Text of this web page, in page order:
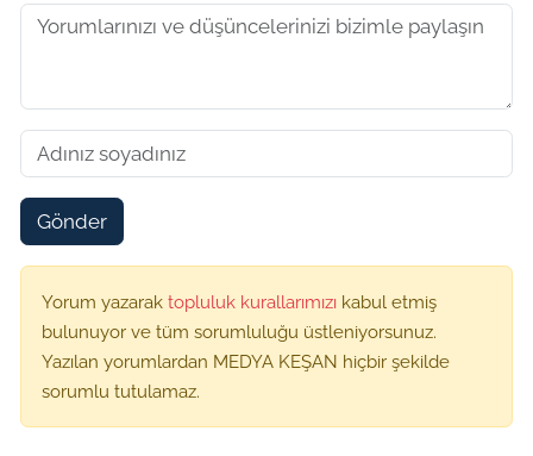
Gönder
Yorum yazarak topluluk kurallarımızı kabul etmiş
bulunuyor ve tüm sorumluluğu üstleniyorsunuz.
Yazılan yorumlardan MEDYA KEŞAN hiçbir şekilde
sorumlu tutulamaz.